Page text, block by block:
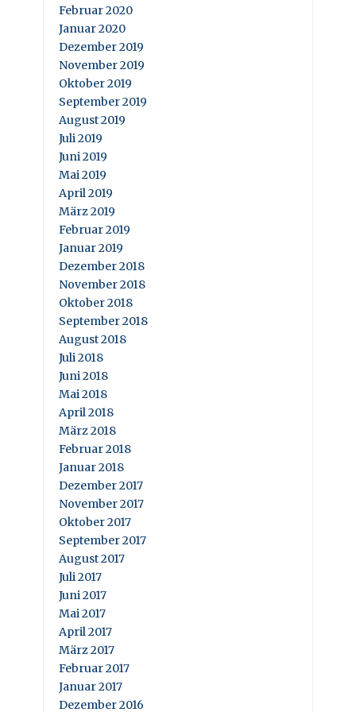
Februar 2020
Januar 2020
Dezember 2019
November 2019
Oktober 2019
September 2019
August 2019
Juli 2019
Juni 2019
Mai 2019
April 2019
März 2019
Februar 2019
Januar 2019
Dezember 2018
November 2018
Oktober 2018
September 2018
August 2018
Juli 2018
Juni 2018
Mai 2018
April 2018
März 2018
Februar 2018
Januar 2018
Dezember 2017
November 2017
Oktober 2017
September 2017
August 2017
Juli 2017
Juni 2017
Mai 2017
April 2017
März 2017
Februar 2017
Januar 2017
Dezember 2016